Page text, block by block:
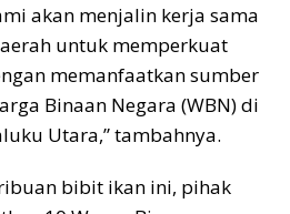
akan menjalin kerja sama
untuk memperkuat
memanfaatkan sumber
Binaan Negara (WBN) di
Utara,” tambahnya.
bibit ikan ini, pihak